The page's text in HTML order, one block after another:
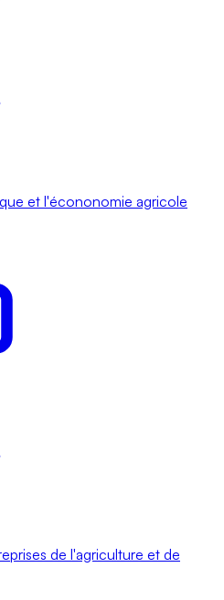
et l'écononomie agricole
de l'agriculture et de